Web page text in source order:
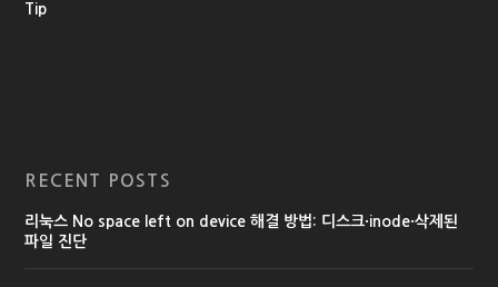
Tip
RECENT POSTS
리눅스 No space left on device 해결 방법: 디스크·inode·삭제된
파일 진단